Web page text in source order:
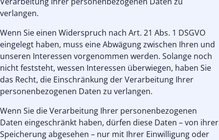
verlangen.
Wenn Sie einen Widerspruch nach Art. 21 Abs. 1 DSGVO
eingelegt haben, muss eine Abwägung zwischen Ihren und
unseren Interessen vorgenommen werden. Solange noch
nicht feststeht, wessen Interessen überwiegen, haben Sie
das Recht, die Einschränkung der Verarbeitung Ihrer
personenbezogenen Daten zu verlangen.
Wenn Sie die Verarbeitung Ihrer personenbezogenen
Daten eingeschränkt haben, dürfen diese Daten – von ihrer
Speicherung abgesehen – nur mit Ihrer Einwilligung oder